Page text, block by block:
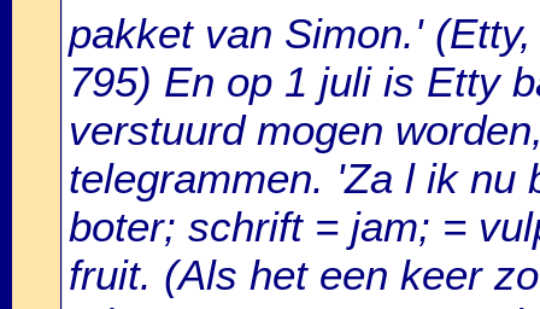
pakket van Simon.'
795) En op 1 juli is Etty
verstuurd mogen
telegrammen. 'Za l ik nu
boter; schrift = jam; =
fruit. (Als het een keer